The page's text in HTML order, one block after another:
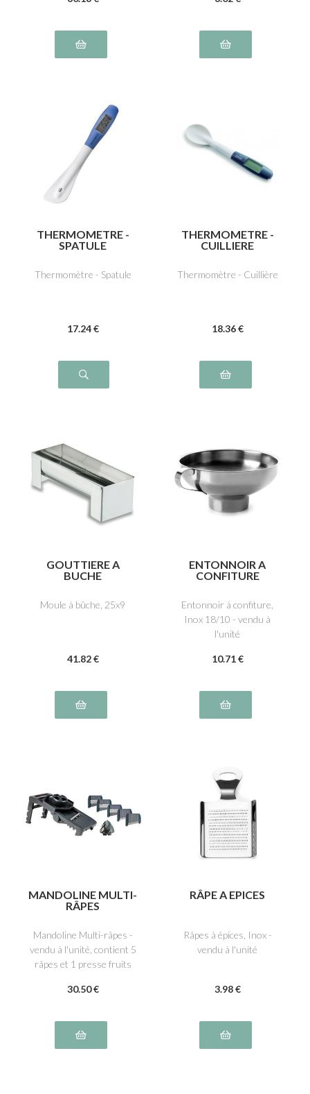
THERMOMETRE -
SPATULE
Thermomètre - Spatule
17.24 €
THERMOMETRE -
CUILLIERE
Thermomètre - Cuillière
18.36 €
GOUTTIERE A
BUCHE
Moule à bûche, 25x9
41.82 €
ENTONNOIR A
CONFITURE
Entonnoir à confiture,
Inox 18/10 - vendu à
l'unité
10.71 €
MANDOLINE MULTI-
RÂPES
Mandoline Multi-râpes -
vendu à l'unité, contient 5
râpes et 1 presse fruits
30.50 €
RÂPE A EPICES
Râpes à épices, Inox -
vendu à l'unité
3.98 €